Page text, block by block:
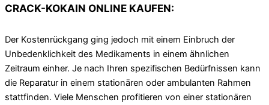
CRACK-KOKAIN ONLINE KAUFEN:
Der Kostenrückgang ging jedoch mit einem Einbruch der
Unbedenklichkeit des Medikaments in einem ähnlichen
Zeitraum einher. Je nach Ihren spezifischen Bedürfnissen kann
die Reparatur in einem stationären oder ambulanten Rahmen
stattfinden. Viele Menschen profitieren von einer stationären